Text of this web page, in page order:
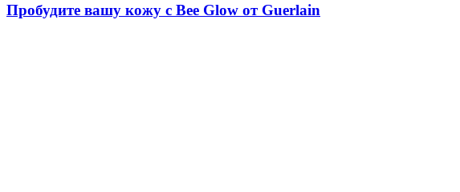
Пробудите вашу кожу с Bee Glow от Guerlain